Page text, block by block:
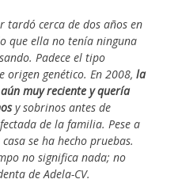
tardó cerca de dos años en
que ella no tenía ninguna
Padece el tipo
origen genético. En 2008, la
muy reciente y quería
y sobrinos antes de
de la familia. Pese a
se ha hecho pruebas.
no significa nada; no
de Adela-CV.